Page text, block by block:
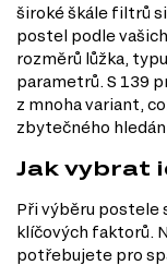
široké škále filtrů
postel podle
rozměrů lůžka,
parametrů. S 139
z mnoha variant,
zbytečného
Jak vybrat
Při výběru postele
klíčových faktorů.
potřebujete pro